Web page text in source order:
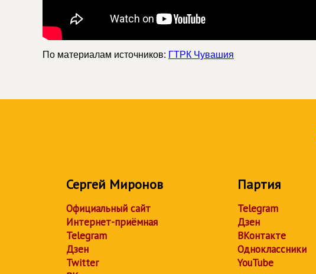
По материалам источников: ГТРК Чувашия
Сергей Миронов
Официальный сайт
Интернет-приёмная
Telegram
Дзен
Twitter
Партия
Telegram
Дзен
ВКонтакте
Одноклассники
YouTube